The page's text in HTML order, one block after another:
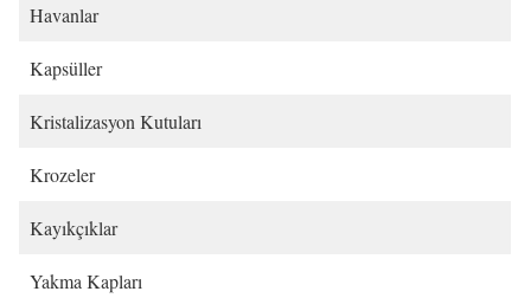
Havanlar
Kapsüller
Kristalizasyon Kutuları
Krozeler
Kayıkçıklar
Yakma Kapları